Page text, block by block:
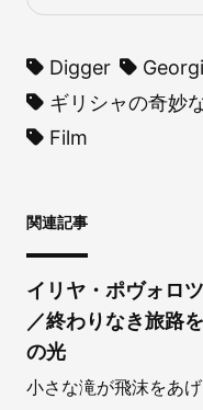
Digger
ギリシャの奇妙
Film
関連記事
イリヤ・ポヴォロ
／終わりなき旅路
の光
小さな滝が飛沫をあ